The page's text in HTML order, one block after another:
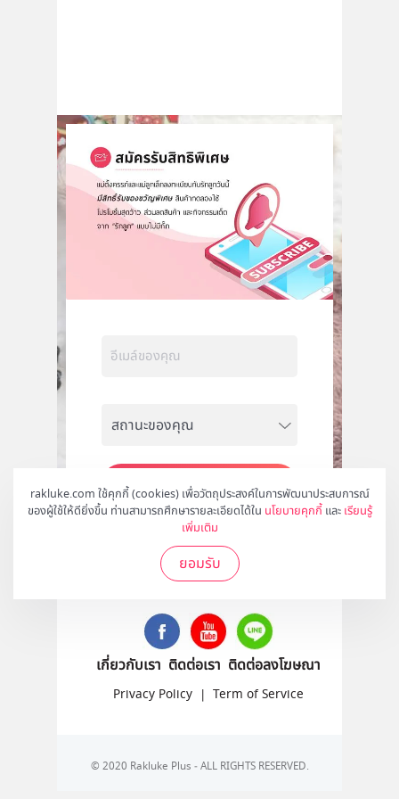
rakluke.com ใช้คุกกี้ (cookies) เพื่อวัตถุประสงค์ในการพัฒนาประสบการณ์
ของผู้ใช้ให้ดียิ่งขึ้น ท่านสามารถศึกษารายละเอียดได้ใน นโยบายคุกกี้ และ เรียนรู้
เพิ่มเติม
ยอมรับ
สมัคร
ติดตามเราได้ที่
เกี่ยวกับเรา ติดต่อเรา ติดต่อลงโฆษณา
Privacy Policy | Term of Service
© 2020 Rakluke Plus - ALL RIGHTS RESERVED.